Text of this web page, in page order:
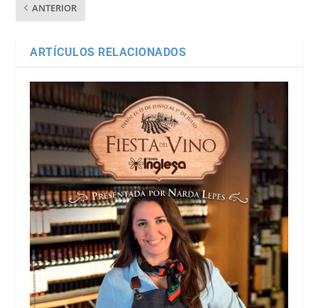
ANTERIOR
ARTÍCULOS RELACIONADOS